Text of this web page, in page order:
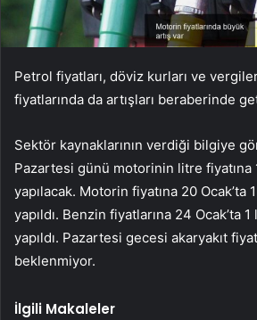
Petrol fiyatları, döviz kurları ve
fiyatlarında da artışları beraberinde
Sektör kaynaklarının verdiği bilgiye
Pazartesi günü motorinin litre fiyatına
yapılacak. Motorin fiyatına 20 Ocak’ta
yapıldı. Benzin fiyatlarına 24 Ocak’ta
yapıldı. Pazartesi gecesi akaryakıt
beklenmiyor.
İlgili Makaleler